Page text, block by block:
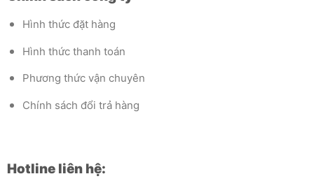
Hình thức đặt hàng
Hình thức thanh toán
Phương thức vận chuyên
Chính sách đổi trả hàng
Hotline liên hệ: